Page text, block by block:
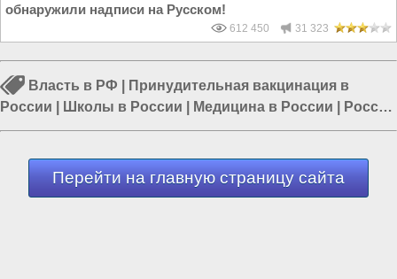
обнаружили надписи на Русском!
612 450 31 323
Власть в РФ
Принудительная вакцинация в
России
Школы в России Медицина в России
Россия
и Запад|Россия и Евразия|Коронавирус в России
Перейти на главную страницу сайта